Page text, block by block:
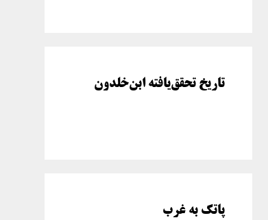
تاریخ تحقق‌یافته ابن‌خلدون
پاتک به غرب